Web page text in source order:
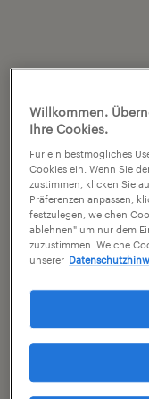
Willkommen.
Ihre Cookies.
Für ein bestmögliches
Cookies ein. Wenn Sie
zustimmen, klicken Sie
Präferenzen anpassen,
festzulegen, welchen
ablehnen" um nur dem
zuzustimmen. Welche
unserer